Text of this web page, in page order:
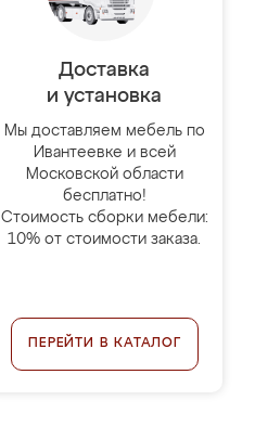
Доставка
и установка
Мы доставляем мебель по
Ивантеевке и всей
Московской области
бесплатно!
Стоимость сборки мебели:
10% от стоимости заказа.
ПЕРЕЙТИ В КАТАЛОГ